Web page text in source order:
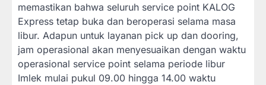
memastikan bahwa seluruh service point KALOG
Express tetap buka dan beroperasi selama masa
libur. Adapun untuk layanan pick up dan dooring,
jam operasional akan menyesuaikan dengan waktu
operasional service point selama periode libur
Imlek mulai pukul 09.00 hingga 14.00 waktu